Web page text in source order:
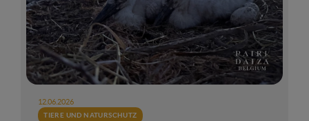
12.06.2026
TIERE UND NATURSCHUTZ